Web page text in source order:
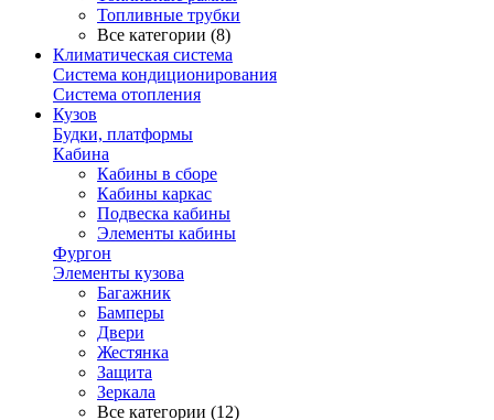
Топливные трубки
Все категории (8)
Климатическая система
Система кондиционирования
Система отопления
Кузов
Будки, платформы
Кабина
Кабины в сборе
Кабины каркас
Подвеска кабины
Элементы кабины
Фургон
Элементы кузова
Багажник
Бамперы
Двери
Жестянка
Защита
Зеркала
Все категории (12)